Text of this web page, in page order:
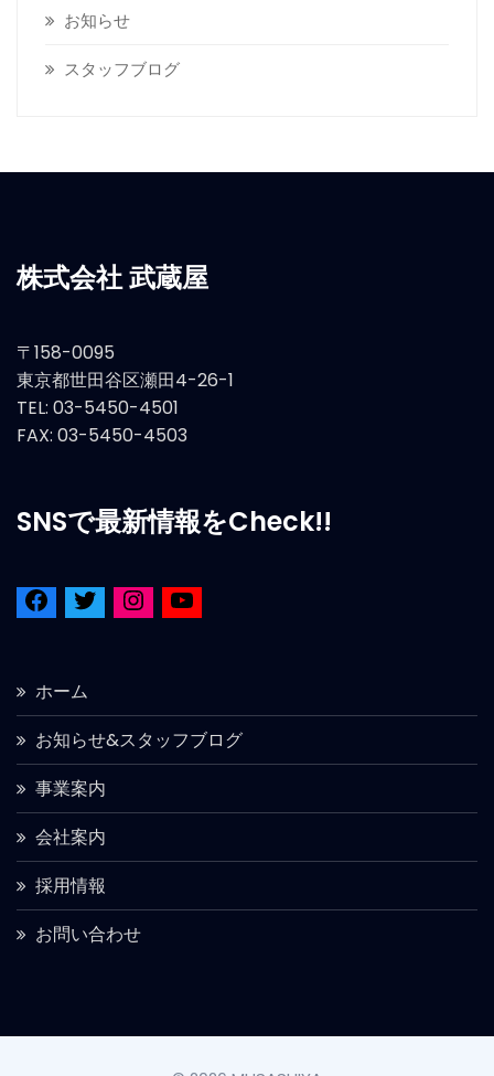
お知らせ
スタッフブログ
株式会社 武蔵屋
〒158-0095
東京都世田谷区瀬田4-26-1
TEL: 03-5450-4501
FAX: 03-5450-4503
SNSで最新情報をCheck!!
ホーム
お知らせ&スタッフブログ
事業案内
会社案内
採用情報
お問い合わせ